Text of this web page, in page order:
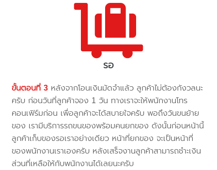
รอ
ขั้นตอนที่ 3 หลังจากโอนเงินมัดจำแล้ว ลูกค้าไม่ต้องกังวลนะ
ครับ ก่อนวันที่ลูกค้าจอง 1 วัน ทางเราจะให้พนักงานโทร
คอนเฟิร์มก่อน เพื่อลูกค้าจะได้สบายใจครับ พอถึงวันขนย้าย
ของ เรามีบริการรถขนของพร้อมคนยกของ ดังนั้นก่อนหน้านี้
ลูกค้าเก็บของรอเราอย่างเดียว หน้าที่ยกของ จะเป็นหน้าที่
ของพนักงานเราเองครับ หลังเสร็จงานลูกค้าสามารถชำะเงิน
ส่วนที่เหลือให้กับพนักงานได้เลยนะครับ